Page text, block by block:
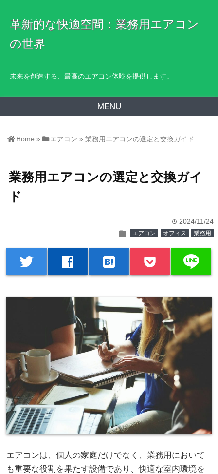
革新的な快適空間：業務用エアコン
の世界
未来を創造する、最高のエアコン体験を提供します。
MENU
Home » エアコン »業務用エアコンの選定と交換ガイド
業務用エアコンの選定と交換ガイ
ド
time 2024/11/24
folder エアコン オフィス 業務用
twitter facebook hatenabookmark line
エアコンは、個人の家庭だけでなく、業務用において
も重要な役割を果たす設備であり、快適な室内環境を